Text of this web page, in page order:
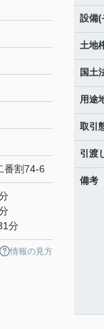
番割74-6
分
情報の見方
設備(
土地
国土
用途
取引
引渡
備考